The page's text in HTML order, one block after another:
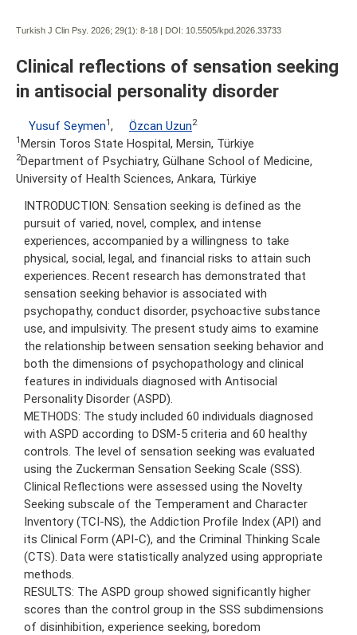
Turkish J Clin Psy. 2026; 29(1): 8-18 | DOI: 10.5505/kpd.2026.33733
Clinical reflections of sensation seeking
in antisocial personality disorder
Yusuf Seymen1, Özcan Uzun2
1Mersin Toros State Hospital, Mersin, Türkiye
2Department of Psychiatry, Gülhane School of Medicine,
University of Health Sciences, Ankara, Türkiye
INTRODUCTION: Sensation seeking is defined as the
pursuit of varied, novel, complex, and intense
experiences, accompanied by a willingness to take
physical, social, legal, and financial risks to attain such
experiences. Recent research has demonstrated that
sensation seeking behavior is associated with
psychopathy, conduct disorder, psychoactive substance
use, and impulsivity. The present study aims to examine
the relationship between sensation seeking behavior and
both the dimensions of psychopathology and clinical
features in individuals diagnosed with Antisocial
Personality Disorder (ASPD).
METHODS: The study included 60 individuals diagnosed
with ASPD according to DSM-5 criteria and 60 healthy
controls. The level of sensation seeking was evaluated
using the Zuckerman Sensation Seeking Scale (SSS).
Clinical Reflections were assessed using the Novelty
Seeking subscale of the Temperament and Character
Inventory (TCI-NS), the Addiction Profile Index (API) and
its Clinical Form (API-C), and the Criminal Thinking Scale
(CTS). Data were statistically analyzed using appropriate
methods.
RESULTS: The ASPD group showed significantly higher
scores than the control group in the SSS subdimensions
of disinhibition, experience seeking, boredom